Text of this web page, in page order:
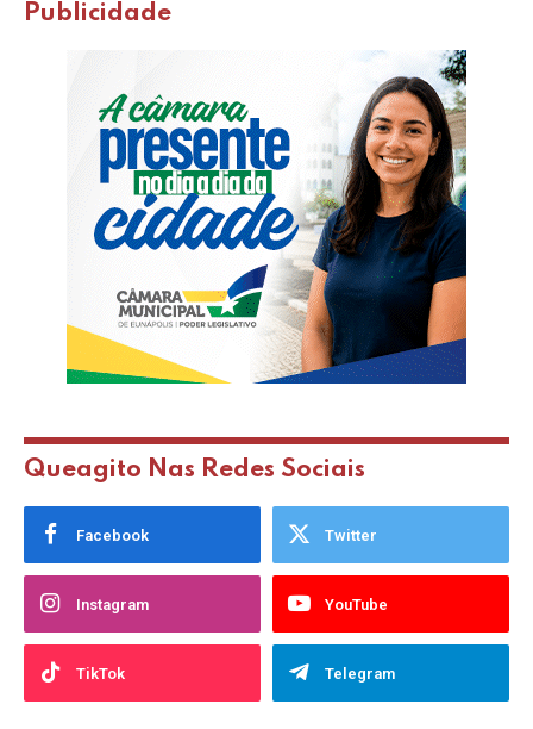
Publicidade
Queagito Nas Redes Sociais
Facebook Twitter
Instagram YouTube
TikTok Telegram